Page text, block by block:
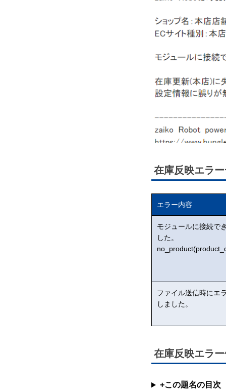
在庫反映エラ
エラー内容
モジュールに接続で
した。
ファイル送信時にエ
しました。
在庫反映エラ
+この題名の目次